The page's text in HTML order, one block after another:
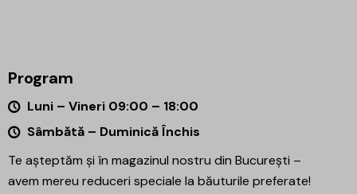
Program
Luni – Vineri 09:00 – 18:00
Sâmbătă – Duminică Închis
Te așteptăm și în magazinul nostru din București –
avem mereu reduceri speciale la băuturile preferate!